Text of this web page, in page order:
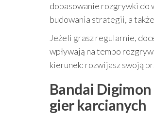
dopasowanie rozgrywki do
budowania strategii, a
Jeżeli grasz regularnie,
wpływają na tempo
kierunek: rozwijasz swoją
Bandai Digimon
gier karcianych